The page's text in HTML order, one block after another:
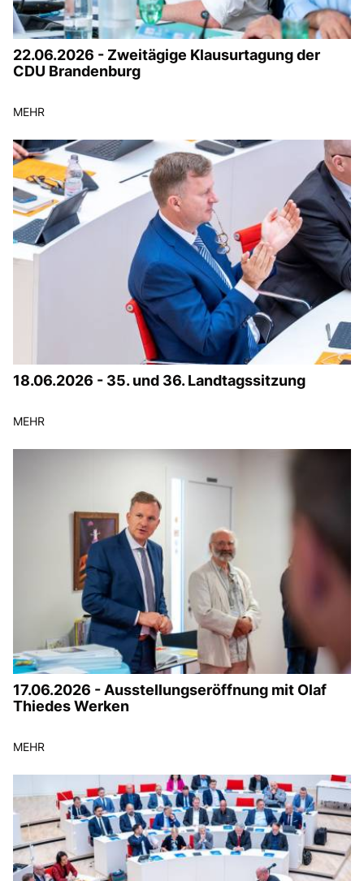
22.06.2026 - Zweitägige Klausurtagung der
CDU Brandenburg
MEHR
18.06.2026 - 35. und 36. Landtagssitzung
MEHR
17.06.2026 - Ausstellungseröffnung mit Olaf
Thiedes Werken
MEHR